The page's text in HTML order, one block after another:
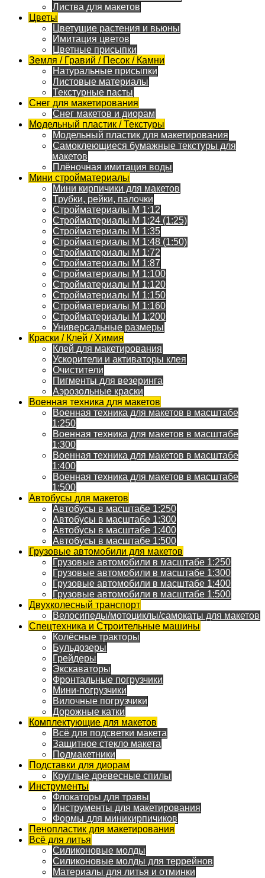
Листва для макетов
Цветы
Цветущие растения и вьюны
Имитация цветов
Цветные присыпки
Земля / Гравий / Песок / Камни
Натуральные присыпки
Листовые материалы
Текстурные пасты
Снег для макетирования
Снег макетов и диорам
Модельный пластик / Текстуры
Модельный пластик для макетирования
Самоклеющиеся бумажные текстуры для
макетов
Плёночная имитация воды
Мини стройматериалы
Мини кирпичики для макетов
Трубки, рейки, палочки
Стройматериалы M 1:12
Стройматериалы M 1:24 (1:25)
Стройматериалы M 1:35
Стройматериалы M 1:48 (1:50)
Стройматериалы M 1:72
Стройматериалы M 1:87
Стройматериалы M 1:100
Стройматериалы M 1:120
Стройматериалы M 1:150
Стройматериалы M 1:160
Стройматериалы M 1:200
Универсальные размеры
Краски / Клей / Химия
Клей для макетирования
Ускорители и активаторы клея
Очистители
Пигменты для везеринга
Аэрозольные краски
Военная техника для макетов
Военная техника для макетов в масштабе
1:250
Военная техника для макетов в масштабе
1:300
Военная техника для макетов в масштабе
1:400
Военная техника для макетов в масштабе
1:500
Автобусы для макетов
Автобусы в масштабе 1:250
Автобусы в масштабе 1:300
Автобусы в масштабе 1:400
Автобусы в масштабе 1:500
Грузовые автомобили для макетов
Грузовые автомобили в масштабе 1:250
Грузовые автомобили в масштабе 1:300
Грузовые автомобили в масштабе 1:400
Грузовые автомобили в масштабе 1:500
Двухколесный транспорт
Велосипеды/мотоциклы/самокаты для макетов
Спецтехника и Строительные машины
Колёсные тракторы
Бульдозеры
Грейдеры
Экскаваторы
Фронтальные погрузчики
Мини-погрузчики
Вилочные погрузчики
Дорожные катки
Комплектующие для макетов
Всё для подсветки макета
Защитное стекло макета
Подмакетники
Подставки для диорам
Круглые древесные спилы
Инструменты
Флокаторы для травы
Инструменты для макетирования
Формы для миникирпичиков
Пенопластик для макетирования
Всё для литья
Силиконовые молды
Силиконовые молды для террейнов
Материалы для литья и отминки